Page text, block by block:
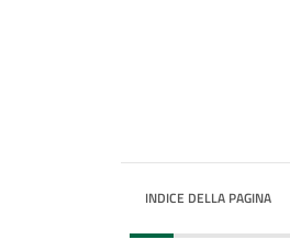
INDICE DELLA PAGINA